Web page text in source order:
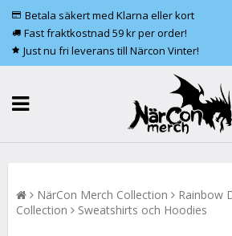
Betala säkert med Klarna eller kort
Fast fraktkostnad 59 kr per order!
Just nu fri leverans till Närcon Vinter!
NärCon Merch Collection
Rainbow
Collection
Sweatshirts och Hoodies